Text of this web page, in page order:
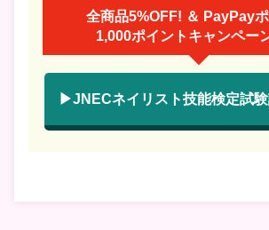
全商品5%OFF! ＆ PayPay
1,000ポイントキャンペー
▶JNECネイリスト技能検定試